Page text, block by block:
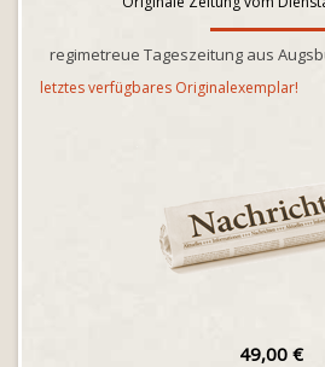
regimetreue Tageszeitung aus
letztes verfügbares Originalexemplar!
49,00 €